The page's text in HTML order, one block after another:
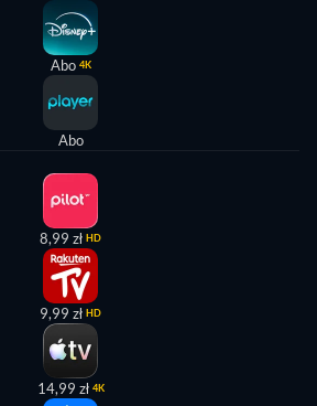
Abo 4K
Abo
8,99 zł HD
9,99 zł HD
14,99 zł 4K